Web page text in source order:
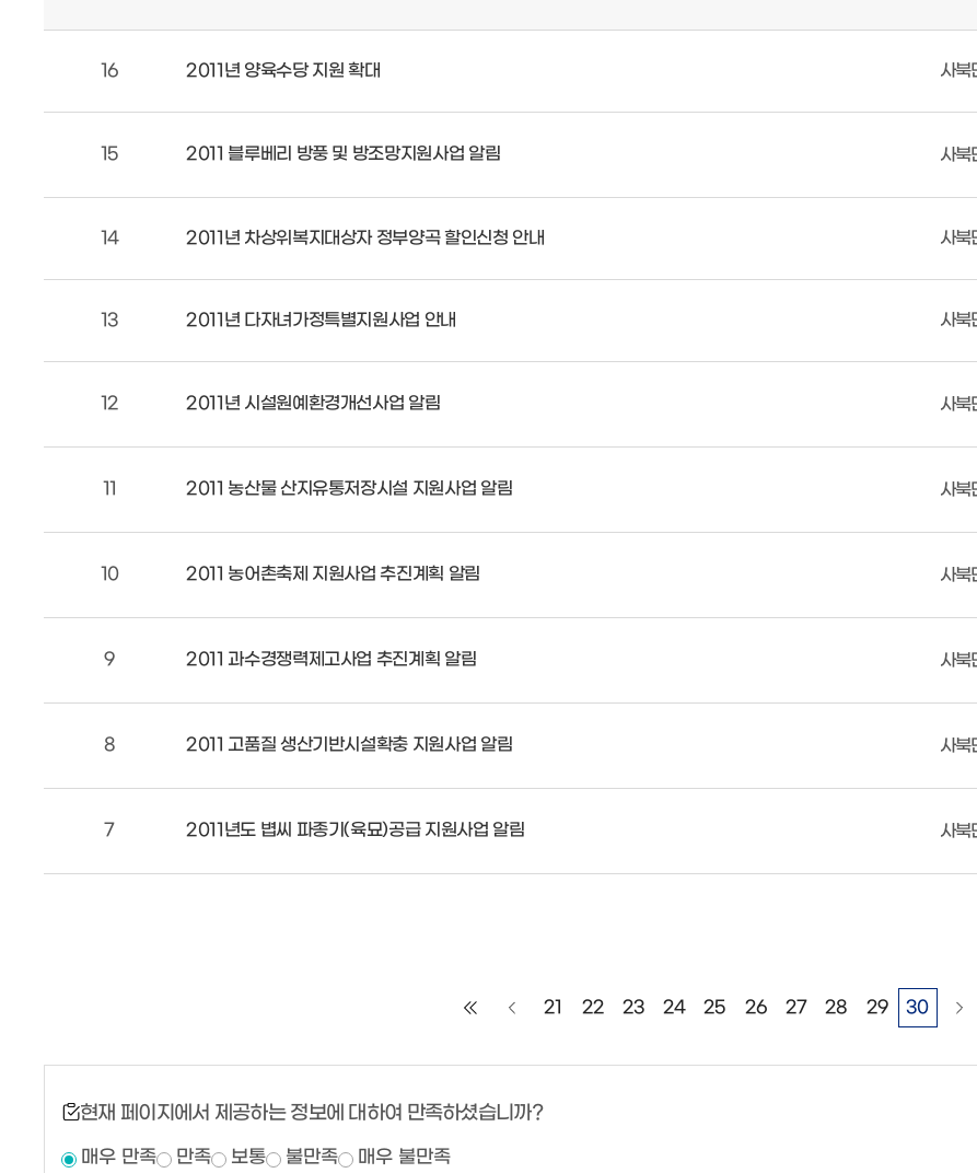
16 2011년 양육수당 지원 확대 사북
15 2011 블루베리 방풍 및 방조망지원사업 알림 사북
14 2011년 차상위복지대상자 정부양곡 할인신청 안내 사북
13 2011년 다자녀가정특별지원사업 안내 사북
12 2011년 시설원예환경개선사업 알림 사북
11 2011 농산물 산지유통저장시설 지원사업 알림 사북
10 2011 농어촌축제 지원사업 추진계획 알림 사북
9 2011 과수경쟁력제고사업 추진계획 알림 사북
8 2011 고품질 생산기반시설확충 지원사업 알림 사북
7 2011년도 볍씨 파종기(육묘)공급 지원사업 알림 사북
21 22 23 24 25 26 27 28 29 30
현재 페이지에서 제공하는 정보에 대하여 만족하셨습니까?
매우 만족 만족 보통 불만족 매우 불만족